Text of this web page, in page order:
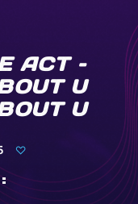
ACT –
U
U